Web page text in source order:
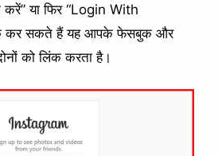
या फिर “Login With
कर सकते हैं यह आपके फेसबुक और
को लिंक करता है।